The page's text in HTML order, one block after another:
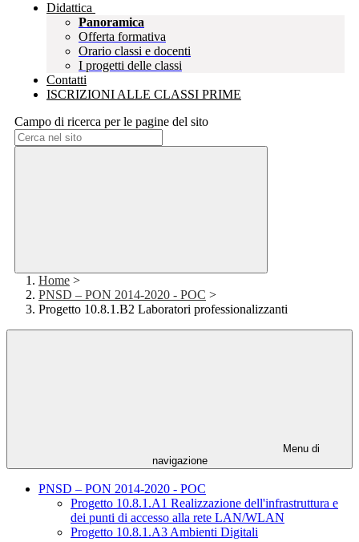
Didattica
Panoramica
Offerta formativa
Orario classi e docenti
I progetti delle classi
Contatti
ISCRIZIONI ALLE CLASSI PRIME
Campo di ricerca per le pagine del sito
Home >
PNSD – PON 2014-2020 - POC >
Progetto 10.8.1.B2 Laboratori professionalizzanti
Menu di
navigazione
PNSD – PON 2014-2020 - POC
Progetto 10.8.1.A1 Realizzazione dell'infrastruttura e
dei punti di accesso alla rete LAN/WLAN
Progetto 10.8.1.A3 Ambienti Digitali